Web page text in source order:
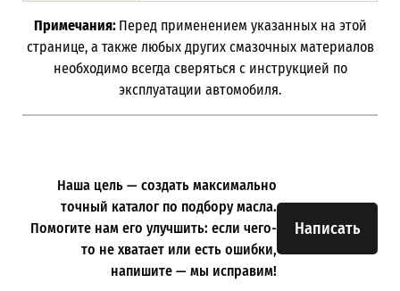
Примечания: Перед применением указанных на этой
странице, а также любых других смазочных материалов
необходимо всегда сверяться с инструкцией по
эксплуатации автомобиля.
Написать
Наша цель — создать максимально
точный каталог по подбору масла.
Помогите нам его улучшить: если чего-
то не хватает или есть ошибки,
напишите — мы исправим!